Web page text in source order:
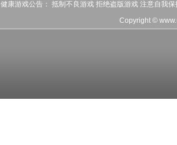
健康游戏公告： 抵制不良游戏 拒绝盗版游戏 注意自我
Copyright ©